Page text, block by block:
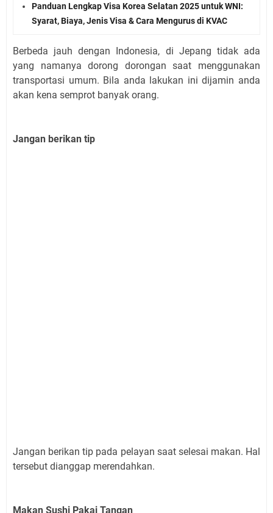
Panduan Lengkap Visa Korea Selatan 2025 untuk WNI:
Syarat, Biaya, Jenis Visa & Cara Mengurus di KVAC
Berbeda jauh dengan Indonesia, di Jepang tidak ada
yang namanya dorong dorongan saat menggunakan
transportasi umum. Bila anda lakukan ini dijamin anda
akan kena semprot banyak orang.
Jangan berikan tip
Jangan berikan tip pada pelayan saat selesai makan. Hal
tersebut dianggap merendahkan.
Makan Sushi Pakai Tangan